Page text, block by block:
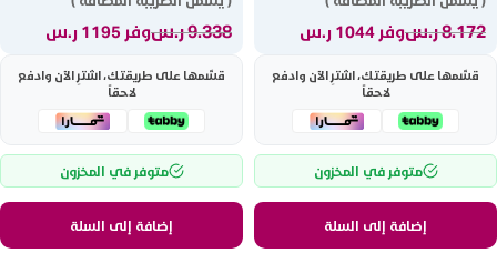
8.172ر.سوفر 1044 ر.س
قسّمها على طريقتك، اشترِ الآن وادفع
لاحقاً
متوفر في المخزون
إضافة إلى السلة
9.338ر.سوفر 1195 ر.س
قسّمها على طريقتك، اشترِ الآن وادفع
لاحقاً
متوفر في المخزون
إضافة إلى السلة